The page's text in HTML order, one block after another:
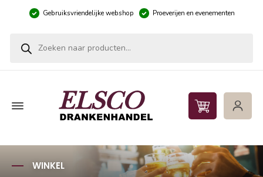
Gebruiksvriendelijke webshop Proeverijen en evenementen
WINKEL